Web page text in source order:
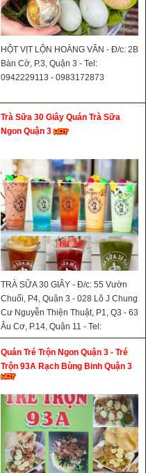
HỘT VỊT LỘN HOÀNG VÂN - Đ/c: 2B
Bàn Cờ, P.3, Quận 3 - Tel:
0942229113 - 0983172873
Trà Sữa 30 Giây Quán Trà Sữa
Ngon Quận 3
TRÀ SỮA 30 GIÂY - Đ/c: 55 Vườn
Chuối, P4, Quận 3 - 028 Lô J Chung
Cư Nguyễn Thiện Thuật, P1, Q3 - 63
Âu Cơ, P.14, Quận 11 - Tel:
0908766138
Quán Tré Trộn Ngon Quận 3 - Tré
Trộn 93A Rạch Bùng Binh Quận 3